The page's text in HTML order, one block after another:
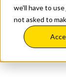
we'll have to
not asked to
för att
elförsörjning.